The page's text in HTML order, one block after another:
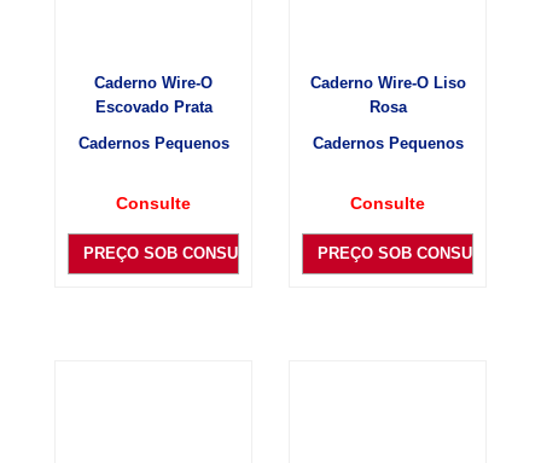
Caderno Wire-O
Escovado Prata
Cadernos Pequenos
Consulte
PREÇO SOB CONSULTA
Caderno Wire-O Liso
Rosa
Cadernos Pequenos
Consulte
PREÇO SOB CONSULTA